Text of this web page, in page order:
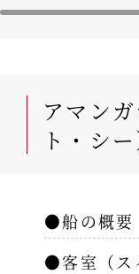
アマン
ト・シー
●船の概要
●客室（ス